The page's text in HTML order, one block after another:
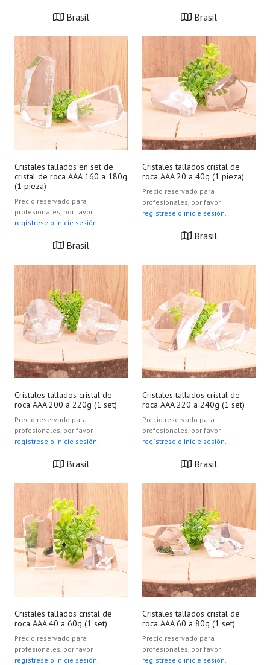
Brasil Brasil
Cristales tallados en set de
cristal de roca AAA 160 a 180g
(1 pieza)
Precio reservado para
profesionales, por favor
regístrese o inicie sesión.
Brasil
Cristales tallados cristal de
roca AAA 20 a 40g (1 pieza)
Precio reservado para
profesionales, por favor
regístrese o inicie sesión.
Brasil
Cristales tallados cristal de
roca AAA 200 a 220g (1 set)
Precio reservado para
profesionales, por favor
regístrese o inicie sesión.
Brasil
Cristales tallados cristal de
roca AAA 220 a 240g (1 set)
Precio reservado para
profesionales, por favor
regístrese o inicie sesión.
Brasil
Cristales tallados cristal de
roca AAA 40 a 60g (1 set)
Precio reservado para
profesionales, por favor
regístrese o inicie sesión.
Cristales tallados cristal de
roca AAA 60 a 80g (1 set)
Precio reservado para
profesionales, por favor
regístrese o inicie sesión.